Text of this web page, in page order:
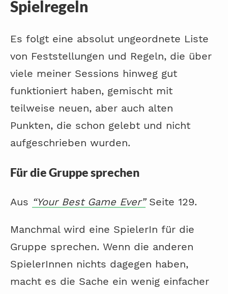
Spielregeln
Es folgt eine absolut ungeordnete Liste
von Feststellungen und Regeln, die über
viele meiner Sessions hinweg gut
funktioniert haben, gemischt mit
teilweise neuen, aber auch alten
Punkten, die schon gelebt und nicht
aufgeschrieben wurden.
Für die Gruppe sprechen
Aus “Your Best Game Ever”Seite 129.
Manchmal wird eine SpielerIn für die
Gruppe sprechen. Wenn die anderen
SpielerInnen nichts dagegen haben,
macht es die Sache ein wenig einfacher